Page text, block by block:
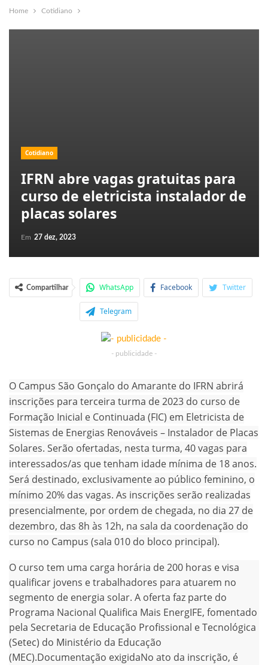
Home Cotidiano
Cotidiano
IFRN abre vagas gratuitas para
curso de eletricista instalador de
placas solares
Em 27 dez, 2023
Compartilhar WhatsApp Facebook Twitter
Telegram
- publicidade -
O Campus São Gonçalo do Amarante do IFRN abrirá
inscrições para terceira turma de 2023 do curso de
Formação Inicial e Continuada (FIC) em Eletricista de
Sistemas de Energias Renováveis – Instalador de Placas
Solares. Serão ofertadas, nesta turma, 40 vagas para
interessados/as que tenham idade mínima de 18 anos.
Será destinado, exclusivamente ao público feminino, o
mínimo 20% das vagas. As inscrições serão realizadas
presencialmente, por ordem de chegada, no dia 27 de
dezembro, das 8h às 12h, na sala da coordenação do
curso no Campus (sala 010 do bloco principal).
O curso tem uma carga horária de 200 horas e visa
qualificar jovens e trabalhadores para atuarem no
segmento de energia solar. A oferta faz parte do
Programa Nacional Qualifica Mais EnergIFE, fomentado
pela Secretaria de Educação Profissional e Tecnológica
(Setec) do Ministério da Educação
(MEC).Documentação exigidaNo ato da inscrição, é